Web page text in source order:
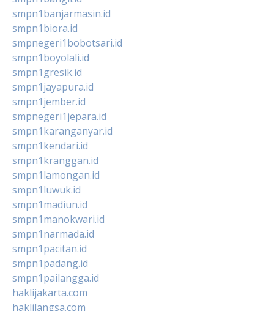
smpn1banjarmasin.id
smpn1biora.id
smpnegeri1bobotsari.id
smpn1boyolali.id
smpn1gresik.id
smpn1jayapura.id
smpn1jember.id
smpnegeri1jepara.id
smpn1karanganyar.id
smpn1kendari.id
smpn1kranggan.id
smpn1lamongan.id
smpn1luwuk.id
smpn1madiun.id
smpn1manokwari.id
smpn1narmada.id
smpn1pacitan.id
smpn1padang.id
smpn1pailangga.id
haklijakarta.com
haklilangsa.com